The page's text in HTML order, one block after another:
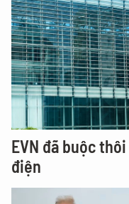
EVN đã buộc
điện